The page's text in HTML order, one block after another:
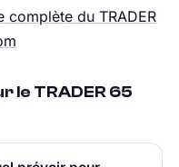
complète du TRADER
le TRADER 65